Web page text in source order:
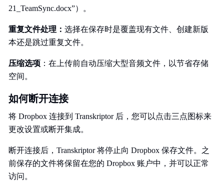
21_TeamSync.docx”）。
重复文件处理： 选择在保存时是覆盖现有文件、创建新版
本还是跳过重复文件。
压缩选项 ：在上传前自动压缩大型音频文件，以节省存储
空间。
如何断开连接
将 Dropbox 连接到 Transkriptor 后，您可以点击三点图标来
更改设置或断开集成。
断开连接后，Transkriptor 将停止向 Dropbox 保存文件。之
前保存的文件将保留在您的 Dropbox 账户中，并可以正常
访问。